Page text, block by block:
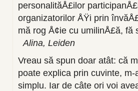
personalităÅ£ilor
organizatorilor ÅŸi prin
mă rog Å¢ie cu umilinÅ£ă, fă
Alina, Leiden
Vreau să spun doar atât: că
poate explica prin cuvinte,
simplu. Iar de câte ori voi